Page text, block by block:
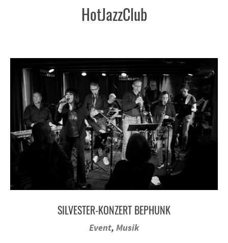
HotJazzClub
SILVESTER-KONZERT BEPHUNK
Event, Musik